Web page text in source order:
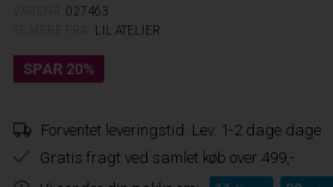
VARENR.027463
LIL ATELIER
Forventet leveringstid: Lev. 1-2 dage dage
Gratis fragt ved samlet køb over 499,-